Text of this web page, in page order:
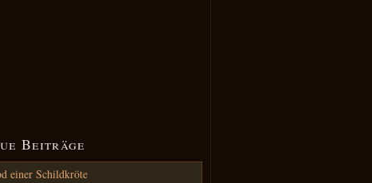
Beiträge
einer Schildkröte